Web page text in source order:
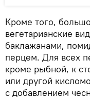
Кроме того,
вегетарианские
баклажанами,
перцем. Для всех
кроме рыбной, к
или другой
с добавлением